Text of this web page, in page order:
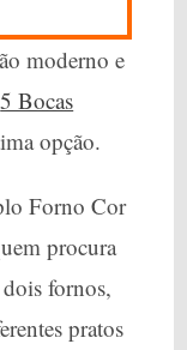
moderno e
5 Bocas
opção.
Forno Cor
procura
fornos,
pratos